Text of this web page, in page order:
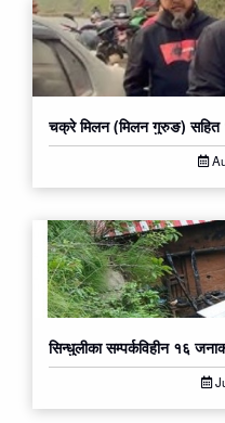
चक्रे मिलन (मिलन गुरुङ) सहित
सिन्धुलीका सम्पर्कविहीन १६